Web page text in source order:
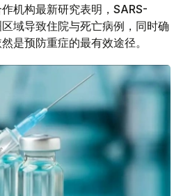
机构最新研究表明，SARS-
域导致住院与死亡病例，同时确
是预防重症的最有效途径。